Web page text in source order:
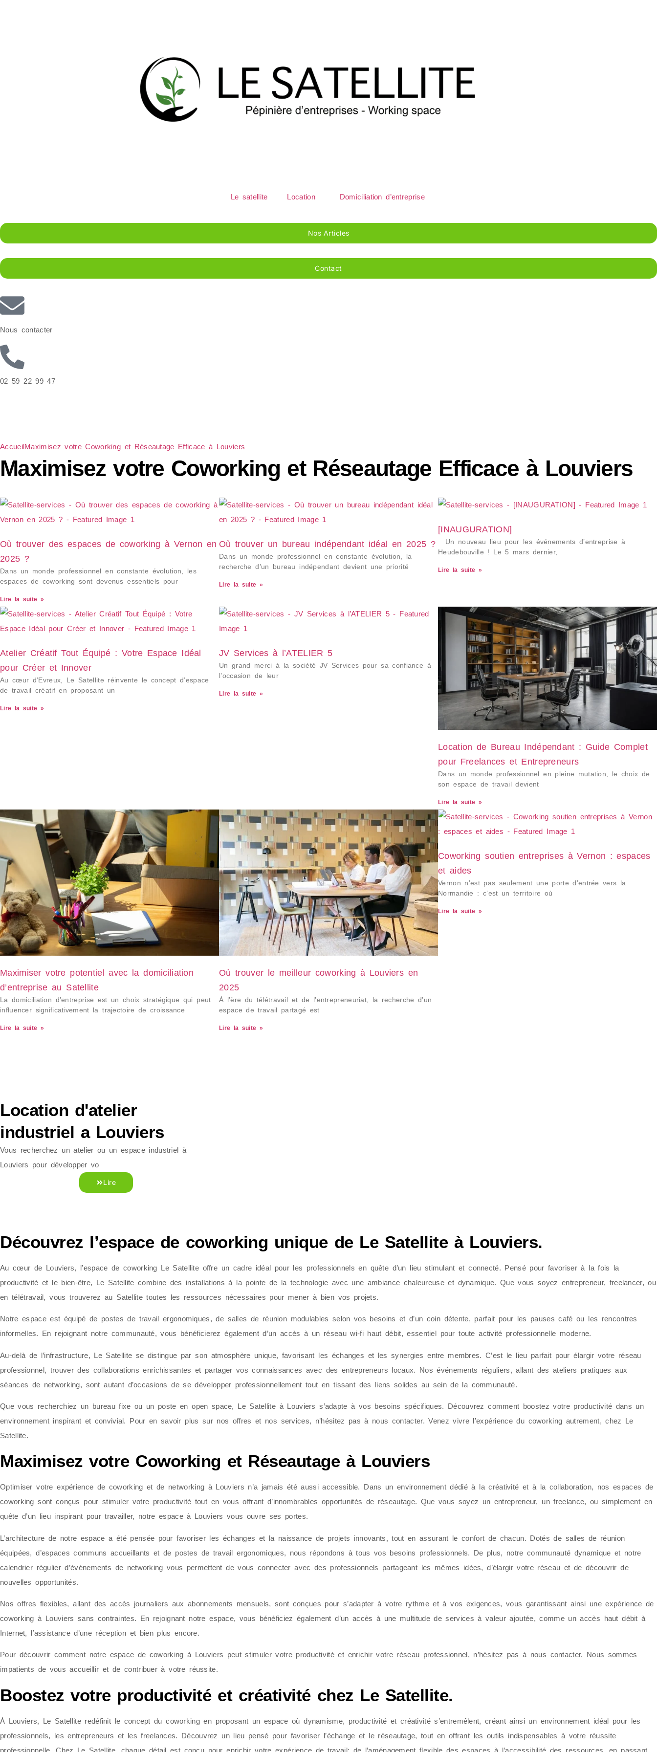
Le satellite Location Domiciliation d’entreprise
Nos Articles
Contact
Nous contacter
02 59 22 99 47
AccueilMaximisez votre Coworking et Réseautage Efficace à Louviers
Maximisez votre Coworking et Réseautage Efficace à Louviers
Où trouver des espaces de coworking à Vernon en
2025 ?
Dans un monde professionnel en constante évolution, les
espaces de coworking sont devenus essentiels pour
Lire la suite »
Où trouver un bureau indépendant idéal en 2025 ?
Dans un monde professionnel en constante évolution, la
recherche d’un bureau indépendant devient une priorité
Lire la suite »
[INAUGURATION]
Un nouveau lieu pour les événements d’entreprise à
Heudebouville ! Le 5 mars dernier,
Lire la suite »
Atelier Créatif Tout Équipé : Votre Espace Idéal
pour Créer et Innover
Au cœur d’Evreux, Le Satellite réinvente le concept d’espace
de travail créatif en proposant un
Lire la suite »
JV Services à l’ATELIER 5
Un grand merci à la société JV Services pour sa confiance à
l’occasion de leur
Lire la suite »
Location de Bureau Indépendant : Guide Complet
pour Freelances et Entrepreneurs
Dans un monde professionnel en pleine mutation, le choix de
son espace de travail devient
Lire la suite »
Maximiser votre potentiel avec la domiciliation
d’entreprise au Satellite
La domiciliation d’entreprise est un choix stratégique qui peut
influencer significativement la trajectoire de croissance
Lire la suite »
Où trouver le meilleur coworking à Louviers en
2025
À l’ère du télétravail et de l’entrepreneuriat, la recherche d’un
espace de travail partagé est
Lire la suite »
Coworking soutien entreprises à Vernon : espaces
et aides
Vernon n’est pas seulement une porte d’entrée vers la
Normandie : c’est un territoire où
Lire la suite »
Location d'atelier
industriel a Louviers
Vous recherchez un atelier ou un espace industriel à
Louviers pour développer vo
Lire
Découvrez l’espace de coworking unique de Le Satellite à Louviers.
Au cœur de Louviers, l’espace de coworking Le Satellite offre un cadre idéal pour les professionnels en quête d’un lieu stimulant et connecté. Pensé pour favoriser à la fois la
productivité et le bien-être, Le Satellite combine des installations à la pointe de la technologie avec une ambiance chaleureuse et dynamique. Que vous soyez entrepreneur, freelancer, ou
en télétravail, vous trouverez au Satellite toutes les ressources nécessaires pour mener à bien vos projets.
Notre espace est équipé de postes de travail ergonomiques, de salles de réunion modulables selon vos besoins et d’un coin détente, parfait pour les pauses café ou les rencontres
informelles. En rejoignant notre communauté, vous bénéficierez également d’un accès à un réseau wi-fi haut débit, essentiel pour toute activité professionnelle moderne.
Au-delà de l’infrastructure, Le Satellite se distingue par son atmosphère unique, favorisant les échanges et les synergies entre membres. C’est le lieu parfait pour élargir votre réseau
professionnel, trouver des collaborations enrichissantes et partager vos connaissances avec des entrepreneurs locaux. Nos événements réguliers, allant des ateliers pratiques aux
séances de networking, sont autant d’occasions de se développer professionnellement tout en tissant des liens solides au sein de la communauté.
Que vous recherchiez un bureau fixe ou un poste en open space, Le Satellite à Louviers s’adapte à vos besoins spécifiques. Découvrez comment boostez votre productivité dans un
environnement inspirant et convivial. Pour en savoir plus sur nos offres et nos services, n’hésitez pas à nous contacter. Venez vivre l’expérience du coworking autrement, chez Le
Satellite.
Maximisez votre Coworking et Réseautage à Louviers
Optimiser votre expérience de coworking et de networking à Louviers n’a jamais été aussi accessible. Dans un environnement dédié à la créativité et à la collaboration, nos espaces de
coworking sont conçus pour stimuler votre productivité tout en vous offrant d’innombrables opportunités de réseautage. Que vous soyez un entrepreneur, un freelance, ou simplement en
quête d’un lieu inspirant pour travailler, notre espace à Louviers vous ouvre ses portes.
L’architecture de notre espace a été pensée pour favoriser les échanges et la naissance de projets innovants, tout en assurant le confort de chacun. Dotés de salles de réunion
équipées, d’espaces communs accueillants et de postes de travail ergonomiques, nous répondons à tous vos besoins professionnels. De plus, notre communauté dynamique et notre
calendrier régulier d’événements de networking vous permettent de vous connecter avec des professionnels partageant les mêmes idées, d’élargir votre réseau et de découvrir de
nouvelles opportunités.
Nos offres flexibles, allant des accès journaliers aux abonnements mensuels, sont conçues pour s’adapter à votre rythme et à vos exigences, vous garantissant ainsi une expérience de
coworking à Louviers sans contraintes. En rejoignant notre espace, vous bénéficiez également d’un accès à une multitude de services à valeur ajoutée, comme un accès haut débit à
Internet, l’assistance d’une réception et bien plus encore.
Pour découvrir comment notre espace de coworking à Louviers peut stimuler votre productivité et enrichir votre réseau professionnel, n’hésitez pas à nous contacter. Nous sommes
impatients de vous accueillir et de contribuer à votre réussite.
Boostez votre productivité et créativité chez Le Satellite.
À Louviers, Le Satellite redéfinit le concept du coworking en proposant un espace où dynamisme, productivité et créativité s’entremêlent, créant ainsi un environnement idéal pour les
professionnels, les entrepreneurs et les freelances. Découvrez un lieu pensé pour favoriser l’échange et le réseautage, tout en offrant les outils indispensables à votre réussite
professionnelle. Chez Le Satellite, chaque détail est conçu pour enrichir votre expérience de travail: de l’aménagement flexible des espaces à l’accessibilité des ressources, en passant